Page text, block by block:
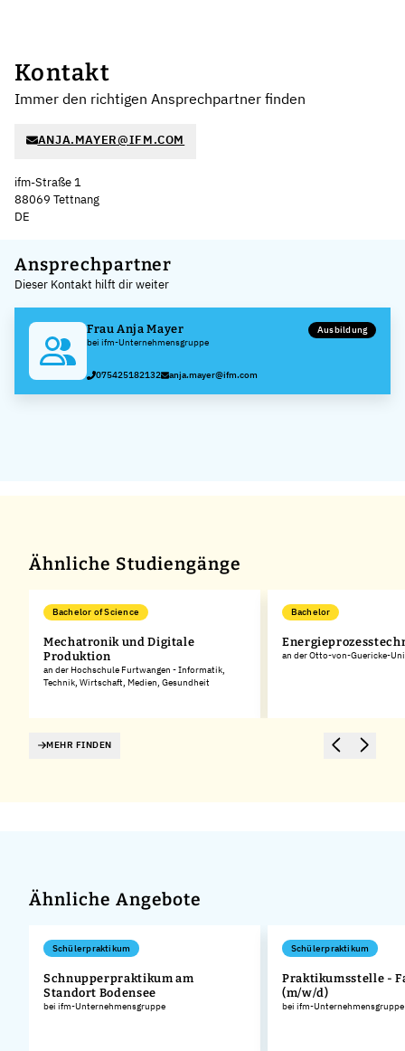
Kontakt
Immer den richtigen Ansprechpartner finden
ANJA.MAYER@IFM.COM
ifm-Straße 1
88069 Tettnang
DE
+
−
Ansprechpartner
Dieser Kontakt hilft dir weiter
Frau Anja Mayer
bei ifm-Unternehmensgruppe
Ausbildung
075425182132 anja.mayer@ifm.com
Ähnliche Studiengänge
Bachelor of Science
Mechatronik und Digitale
Produktion
an der Hochschule Furtwangen - Informatik,
Technik, Wirtschaft, Medien, Gesundheit
Bachelor
an der Otto-von-Guericke-
MEHR FINDEN
Ähnliche Angebote
Schülerpraktikum
Schnupperpraktikum am
Standort Bodensee
bei ifm-Unternehmensgruppe
Schülerpraktikum
Praktikumsstelle -
(m/w/d)
bei ifm-Unternehmensgruppe